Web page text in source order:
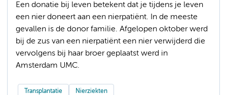
Een donatie bij leven betekent dat je tijdens je leven
een nier doneert aan een nierpatiënt. In de meeste
gevallen is de donor familie. Afgelopen oktober werd
bij de zus van een nierpatiënt een nier verwijderd die
vervolgens bij haar broer geplaatst werd in
Amsterdam UMC.
Transplantatie Nierziekten